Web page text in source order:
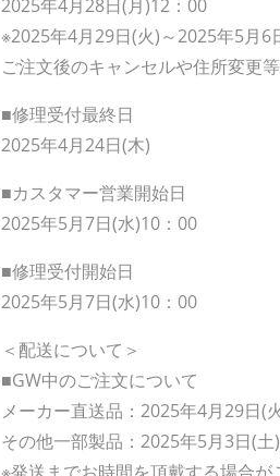
2025年4月28日(月)12：00
※2025年4月29日(火)～2025年5月6
ご注文後のキャンセルや住所変更
■修理受付最終日
2025年4月24日(木)
■カスタマー営業開始日
2025年5月7日(水)10：00
■修理受付開始日
2025年5月7日(水)10：00
＜配送について＞
■GW中のご注文について
メーカー直送品：2025年4月29日(
その他一部製品：2025年5月3日(